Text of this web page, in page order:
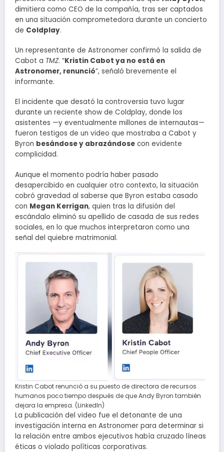
dimitiera como CEO de la compañía, tras ser captados
en una situación comprometedora durante un concierto
de Coldplay.
Un representante de Astronomer confirmó la salida de
Cabot a TMZ. “Kristin Cabot ya no está en
Astronomer, renunció”, señaló brevemente el
informante.
El incidente que desató la controversia tuvo lugar
durante un reciente show de Coldplay, donde los
asistentes —y eventualmente millones de internautas—
fueron testigos de un video que mostraba a Cabot y
Byron besándose y abrazándose con evidente
complicidad.
Aunque el momento podría haber pasado
desapercibido en cualquier otro contexto, la situación
cobró gravedad al saberse que Byron estaba casado
con Megan Kerrigan, quien tras la difusión del
escándalo eliminó su apellido de casada de sus redes
sociales, en lo que muchos interpretaron como una
señal del quiebre matrimonial.
Kristin Cabot renunció a su puesto de directora de recursos
humanos poco tiempo después de que Andy Byron también
dejara la empresa. (LinkedIn)
La publicación del video fue el detonante de una
investigación interna en Astronomer para determinar si
la relación entre ambos ejecutivos había cruzado líneas
éticas o violado políticas corporativas.